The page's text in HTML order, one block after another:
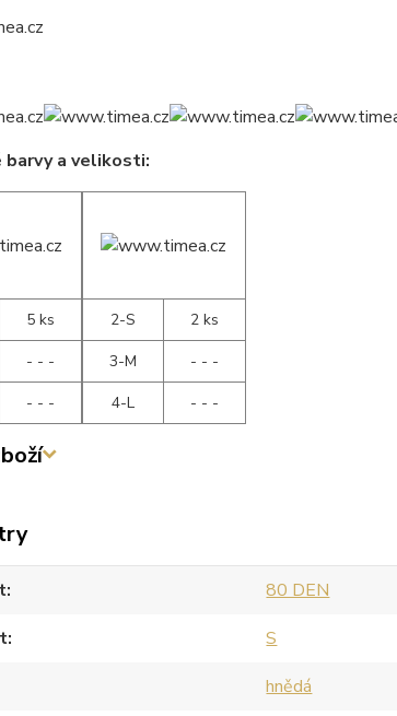
barvy a velikosti:
5 ks
- - -
- - -
2-S
2 ks
3-M
- - -
4-L
- - -
80 DEN
S
hnědá